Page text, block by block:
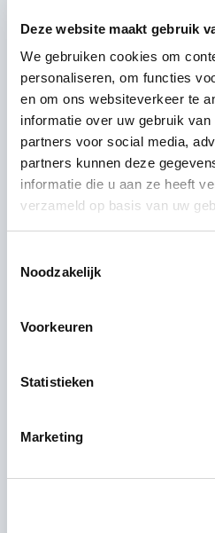
Deze website maakt gebruik
We gebruiken cookies om
personaliseren, om functies
en om ons websiteverkeer te
informatie over uw gebruik
partners voor social media,
partners kunnen deze
informatie die u aan ze heeft
verzameld op basis van uw
Noodzakelijk
Voorkeuren
Statistieken
Marketing
Bureau Cicero doet veel
voor PayChecked in
inspectie controleren we
volgens wet- en
07 juni 2021